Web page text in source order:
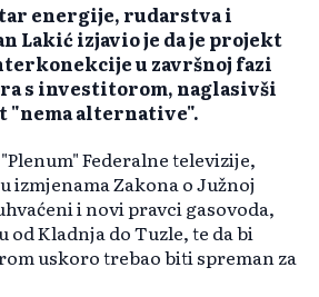
energije, rudarstva i
Lakić izjavio je da je projekt
u završnoj fazi
s investitorom, naglasivši
"nema alternative".
Federalne televizije,
izmjenama Zakona o Južnoj
i novi pravci gasovoda,
Kladnja do Tuzle, te da bi
uskoro trebao biti spreman za